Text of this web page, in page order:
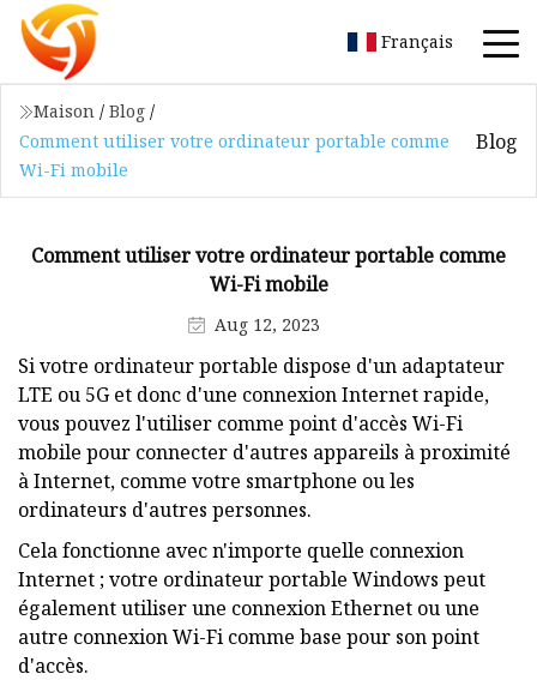
Français
Maison / Blog /
Comment utiliser votre ordinateur portable comme
Wi-Fi mobile
Blog
Comment utiliser votre ordinateur portable comme
Wi-Fi mobile
Aug 12, 2023
Si votre ordinateur portable dispose d'un adaptateur
LTE ou 5G et donc d'une connexion Internet rapide,
vous pouvez l'utiliser comme point d'accès Wi-Fi
mobile pour connecter d'autres appareils à proximité
à Internet, comme votre smartphone ou les
ordinateurs d'autres personnes.
Cela fonctionne avec n'importe quelle connexion
Internet ; votre ordinateur portable Windows peut
également utiliser une connexion Ethernet ou une
autre connexion Wi-Fi comme base pour son point
d'accès.